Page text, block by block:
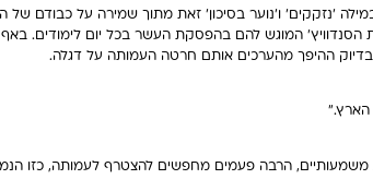
'נזקקים' ו'נוער בסיכון' זאת מתוך שמירה על כבודם של
הסנדוויץ' המוגש להם בהפסקת העשר בכל יום לימודים. באף
בדיוק ההיפך מהערכים אותם חרטה העמותה על דגלה.
הארץ."
משמעותיים, הרבה פעמים מחפשים להצטרף לעמותה, כזו